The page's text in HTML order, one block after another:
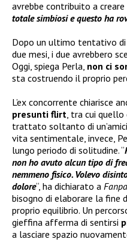
avrebbe contribuito a creare
totale simbiosi e questo ha
Dopo un ultimo tentativo
due mesi, i due avrebbero
Oggi, spiega Perla, non ci
sta costruendo il proprio
L’ex concorrente chiarisce
presunti flirt , tra cui quello
trattato soltanto di
vita sentimentale, invece,
lungo periodo di solitudine. “
non ho avuto alcun tipo di
nemmeno fisico. Volevo
dolore“, ha dichiarato a
bisogno di elaborare la fine
proprio equilibrio. Un
gieffina afferma di sentirsi
a lasciare spazio